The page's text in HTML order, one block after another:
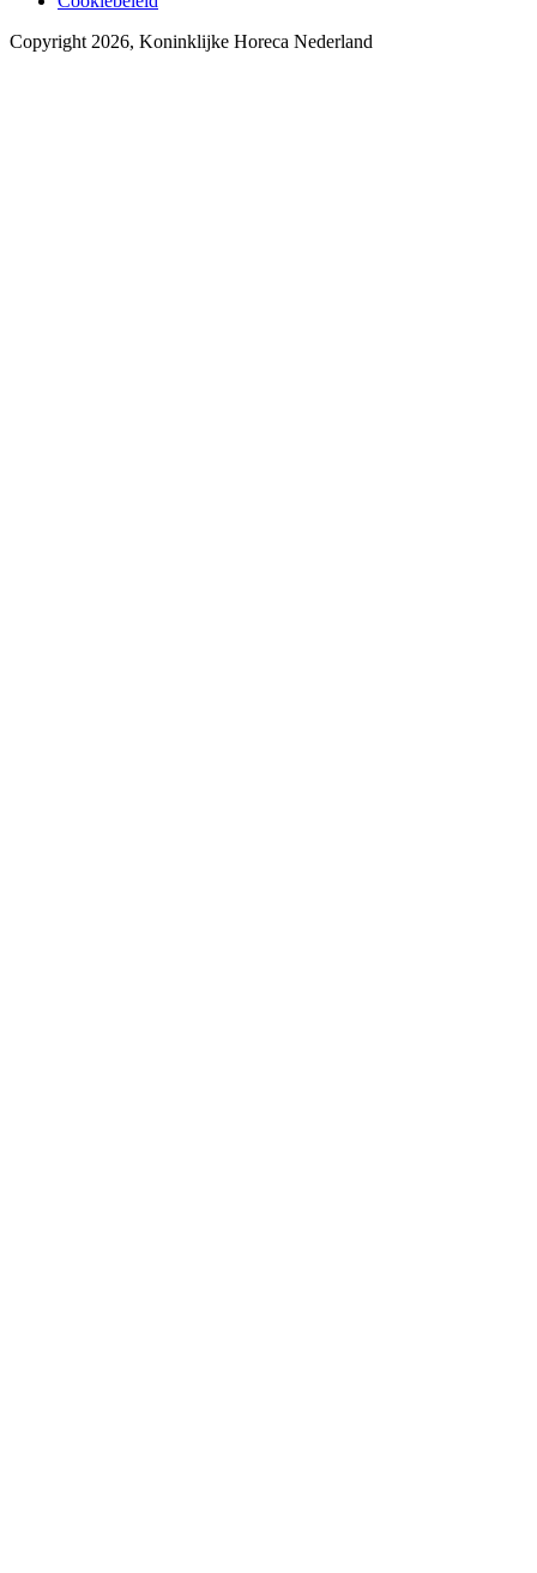
Copyright 2026, Koninklijke Horeca Nederland